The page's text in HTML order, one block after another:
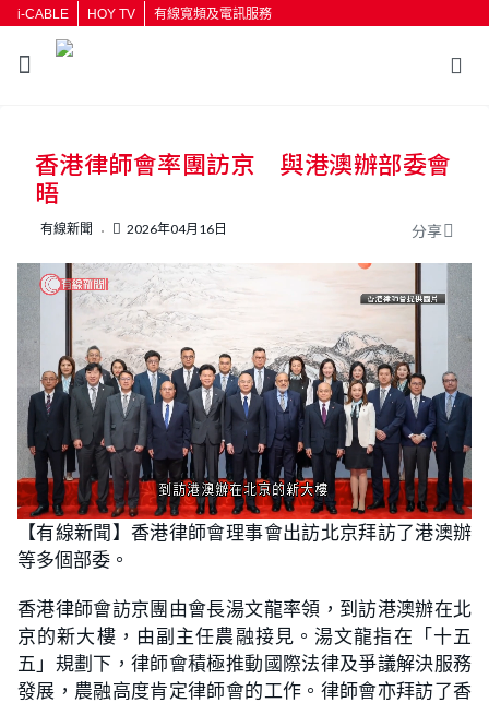
i-CABLE HOY TV 有線寬頻及電訊服務
按輸入鍵開始搜尋
香港律師會率團訪京 與港澳辦部委會
晤
有線新聞 2026年04月16日 分享
U
n
m
t
e
L
o
a
d
0
0
.
0
0
%
【有線新聞】香港律師會理事會出訪北京拜訪了港澳辦
等多個部委。
香港律師會訪京團由會長湯文龍率領，到訪港澳辦在北
京的新大樓，由副主任農融接見。湯文龍指在「十五
五」規劃下，律師會積極推動國際法律及爭議解決服務
發展，農融高度肯定律師會的工作。律師會亦拜訪了香